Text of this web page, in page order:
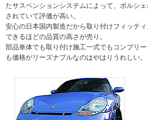
たサスペンションシステムによって、ポルシ
されていて評価が高い。
安心の日本国内製造だから取り付けフィッテ
できるほどの品質の高さが売り。
部品単体でも取り付け施工一式でもコンプリ
も価格がリーズナブルなのはやはりうれしい。